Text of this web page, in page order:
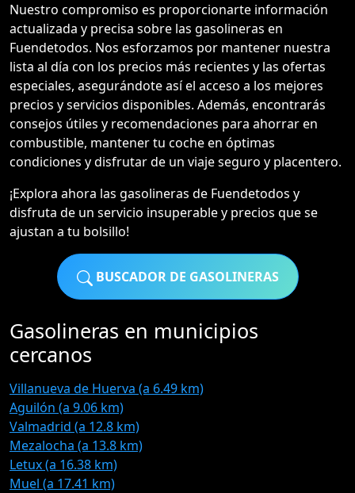
Nuestro compromiso es proporcionarte información
actualizada y precisa sobre las gasolineras en
Fuendetodos. Nos esforzamos por mantener nuestra
lista al día con los precios más recientes y las ofertas
especiales, asegurándote así el acceso a los mejores
precios y servicios disponibles. Además, encontrarás
consejos útiles y recomendaciones para ahorrar en
combustible, mantener tu coche en óptimas
condiciones y disfrutar de un viaje seguro y placentero.
¡Explora ahora las gasolineras de Fuendetodos y
disfruta de un servicio insuperable y precios que se
ajustan a tu bolsillo!
BUSCADOR DE GASOLINERAS
Gasolineras en municipios
cercanos
Villanueva de Huerva (a 6.49 km)
Aguilón (a 9.06 km)
Valmadrid (a 12.8 km)
Mezalocha (a 13.8 km)
Letux (a 16.38 km)
Muel (a 17.41 km)